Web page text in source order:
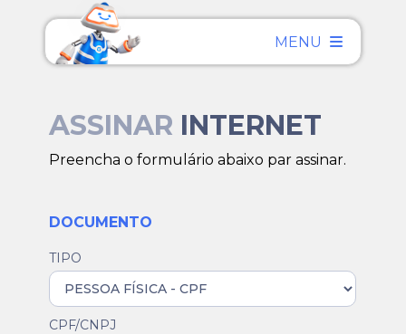
MENU
ASSINAR INTERNET
Preencha o formulário abaixo par assinar.
DOCUMENTO
TIPO
CPF/CNPJ